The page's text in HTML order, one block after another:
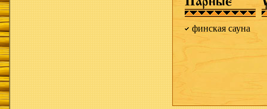
финская сауна